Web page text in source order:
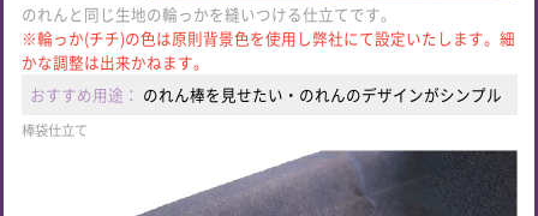
のれんと同じ生地の輪っかを縫いつける仕立てです。
※輪っか(チチ)の色は原則背景色を使用し弊社にて設定いたします。細
かな調整は出来かねます。
おすすめ用途： のれん棒を見せたい・のれんのデザインがシンプル
棒袋仕立て